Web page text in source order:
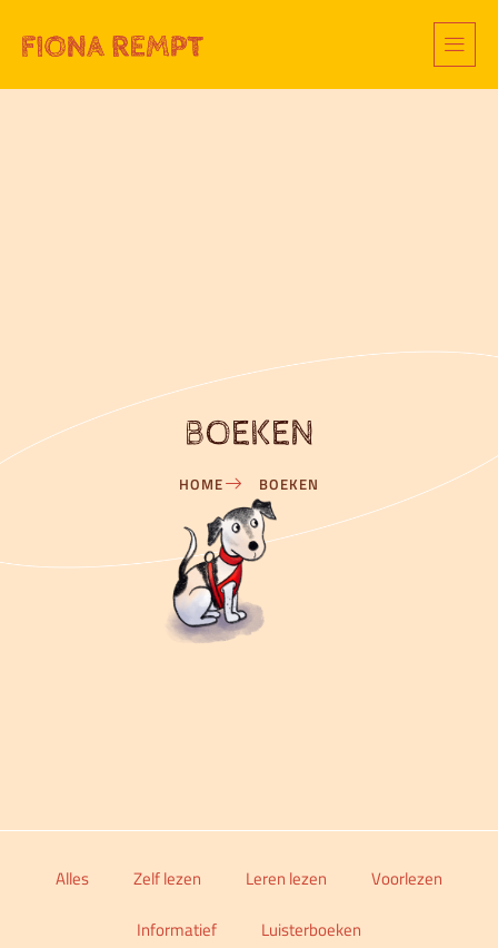
BOEKEN
HOME BOEKEN
Alles Zelf lezen Leren lezen
Voorlezen
Informatief
Luisterboeken